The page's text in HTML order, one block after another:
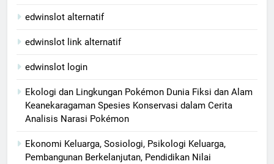
edwinslot alternatif
edwinslot link alternatif
edwinslot login
Ekologi dan Lingkungan Pokémon Dunia Fiksi dan Alam
Keanekaragaman Spesies Konservasi dalam Cerita
Analisis Narasi Pokémon
Ekonomi Keluarga, Sosiologi, Psikologi Keluarga,
Pembangunan Berkelanjutan, Pendidikan Nilai